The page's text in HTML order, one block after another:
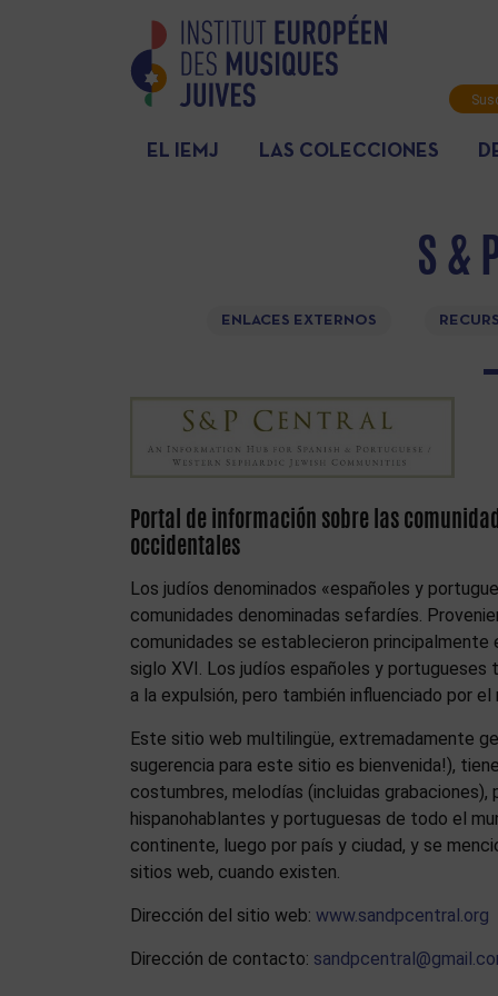
EL IEMJ LAS COLECCIONES
S &
ENLACES EXTERNOS
Portal de información sobre las
occidentales
Los judíos denominados «españoles y
comunidades denominadas sefardíes.
comunidades se establecieron
siglo XVI. Los judíos españoles y portugueses
a la expulsión, pero también influenciado por
Este sitio web multilingüe, extremadamente
sugerencia para este sitio es bienvenida!),
costumbres, melodías (incluidas
hispanohablantes y portuguesas de todo el
continente, luego por país y ciudad, y se
sitios web, cuando existen.
Dirección del sitio web: www.sandpcentral.org
Dirección de contacto: